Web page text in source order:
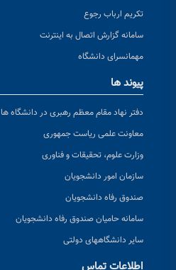
تکریم ارباب رجوع
سامانه گزارش اتصال به اینترنت
مهمانسرای دانشگاه
پیوند ها
دفتر نهاد مقام معظم رهبری در دانشگاه ها
معاونت علمی ریاست جمهوری
وزارت علوم، تحقیقات و فناوری
سازمان امور دانشجویان
صندوق رفاه دانشجویان
سامانه حامیان صندوق رفاه دانشجویان
سایر دانشگاههای دولتی
اطلاعات تماس